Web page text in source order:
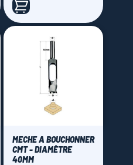
MECHE A BOUCHONNER
CMT - DIAMÈTRE
40MM